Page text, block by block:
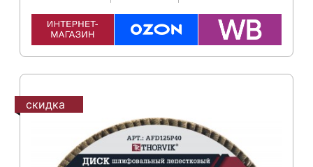
скидка